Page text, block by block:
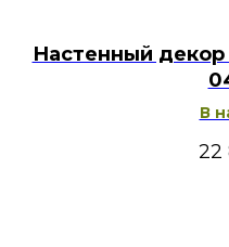
Настенный
В
22